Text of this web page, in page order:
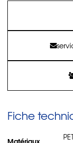
Fiche
Matériaux